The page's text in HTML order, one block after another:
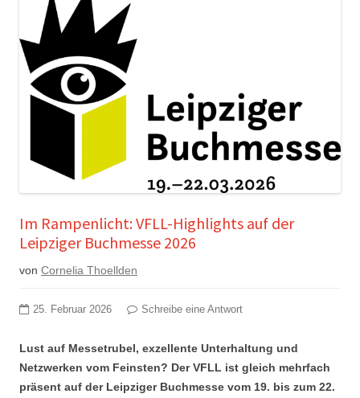
Im Rampenlicht: VFLL-Highlights auf der
Leipziger Buchmesse 2026
von Cornelia Thoellden
25. Februar 2026 Schreibe eine Antwort
Lust auf Messetrubel, exzellente Unterhaltung und
Netzwerken vom Feinsten? Der VFLL ist gleich mehrfach
präsent auf der Leipziger Buchmesse vom 19. bis zum 22.